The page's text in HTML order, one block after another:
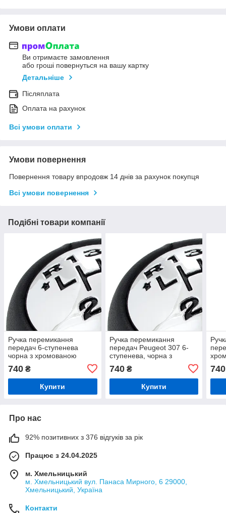
Умови оплати
Ви отримаєте замовлення
або гроші повернуться на вашу картку
Детальніше
Післяплата
Оплата на рахунок
Всі умови оплати
Умови повернення
Повернення товару впродовж 14 днів за рахунок покупця
Всі умови повернення
Подібні товари компанії
Ручка перемикання
передач 6-ступенева
чорна з хромованою
накладкою для Citroen та
Peugeot (C3 C4 307 308
3008 407)
740 ₴
Купити
Ручка перемикання
передач Peugeot 307 6-
ступенева, чорна з
хромованою накладкою
740₴
Купити
740
Про нас
92% позитивних з 376 відгуків за рік
Працює з 24.04.2025
м. Хмельницький
м. Хмельницький вул. Панаса Мирного, 6 29000,
Хмельницький, Україна
Контакти